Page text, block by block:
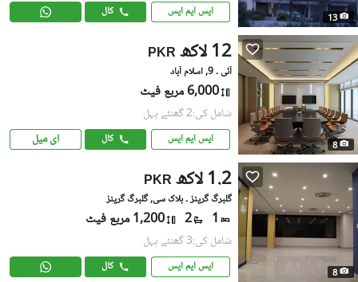
13 ایس ایم ایس کال
8
PKR 12 لاکھ
آئی ۔ 9, اسلام آباد
6,000 مربع فیٹ
شامل کی:2 گھنٹے پہل
ایس ایم ایس کال ای میل
8
PKR 1.2 لاکھ
گلبرگ گرینز ۔ بلاک سی, گلبرگ گرینز
1
2 1,200 مربع فیٹ
شامل کی:3 گھنٹے پہل
ایس ایم ایس کال